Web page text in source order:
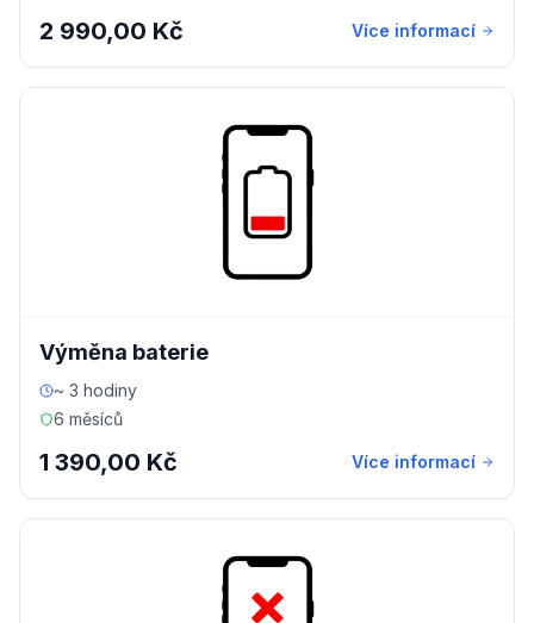
2 990,00 Kč Více informací
Výměna baterie
~ 3 hodiny
6 měsíců
1 390,00 Kč Více informací